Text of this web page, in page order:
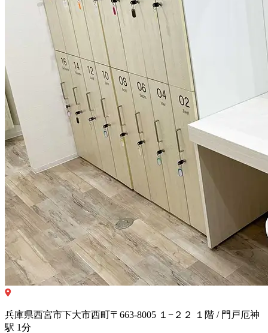
兵庫県西宮市下大市西町〒663-8005 １−２２ １階 / 門戸厄神
駅 1分